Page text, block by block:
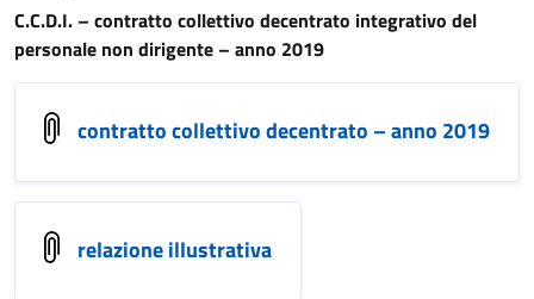
C.C.D.I. – contratto collettivo decentrato integrativo del
personale non dirigente – anno 2019
contratto collettivo decentrato – anno 2019
relazione illustrativa